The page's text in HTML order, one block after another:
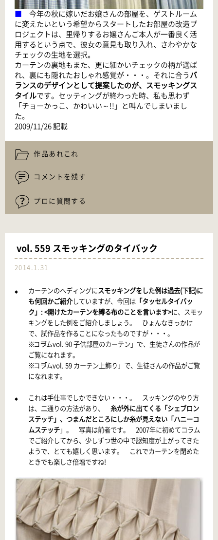
■ 今年の秋に嫁いだお嬢さんの部屋を、ゲストルーム
に変えたいという希望からスタートしたお部屋の改造プ
ロジェクトは、里帰りするお嬢さんご本人が一番良く活
用するという点で、彼女の意見も取り入れ、さわやかな
チェックの生地を選択。
カーテンの裏地もまた、更に細かいチェックの柄が選ば
れ、裏にも隠れたおしゃれ感覚が・・・。それに合うバ
ランスのデザインとして提案したのが、スモッキングス
タイルです。セッティングが終わった時、私も思わず
「チョーかっこ、かわいい～!!」と叫んでしまいまし
た。
2009/11/26 記載
作品あれこれ
コメントを残す
プロに質問する
vol. 559 スモッキングのタイバック
2014.1.31
◆ カーテンのヘディングにスモッキングをした例は過去(下記)に
も何回かご紹介していますが、今回は 「タッセルタイバッ
ク」: <開けたカーテンを縛る布のことを言います>に、スモッ
キングをした例をご紹介しましょう。 ひょんなきっかけ
で、試作品を作ることになったものですが・・・。
※ 「
コラムvol. 90 子供部屋のカーテン」で、生徒さんの作品が
ご覧になれます。
※ 「
コラムvol. 59 カーテン上飾り 」で、生徒さんの作品がご覧
になれます。
◆
これは手仕事でしかできない・・・。 スッキングのやり方
は、二通りの方法があり、 糸が外に出てくる「シェブロン
ステッチ」、つまんだところにしか糸が見えない「ハニーコ
ムステッチ」。 写真は前者です。 2007年に初めてコラム
でご紹介してから、少しずつ世の中で認知度が上がってきた
ようで、とても嬉しく思います。 これでカーテンを閉めた
ときでも楽しさ倍増ですね!